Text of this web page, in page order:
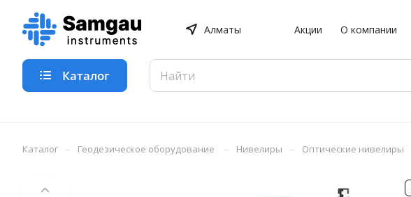
Алматы Акции О компании
Каталог
Каталог – Геодезическое оборудование – Нивелиры – Оптические нивелиры